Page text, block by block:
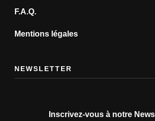
F.A.Q.
Mentions légales
NEWSLETTER
Inscrivez-vous à notre